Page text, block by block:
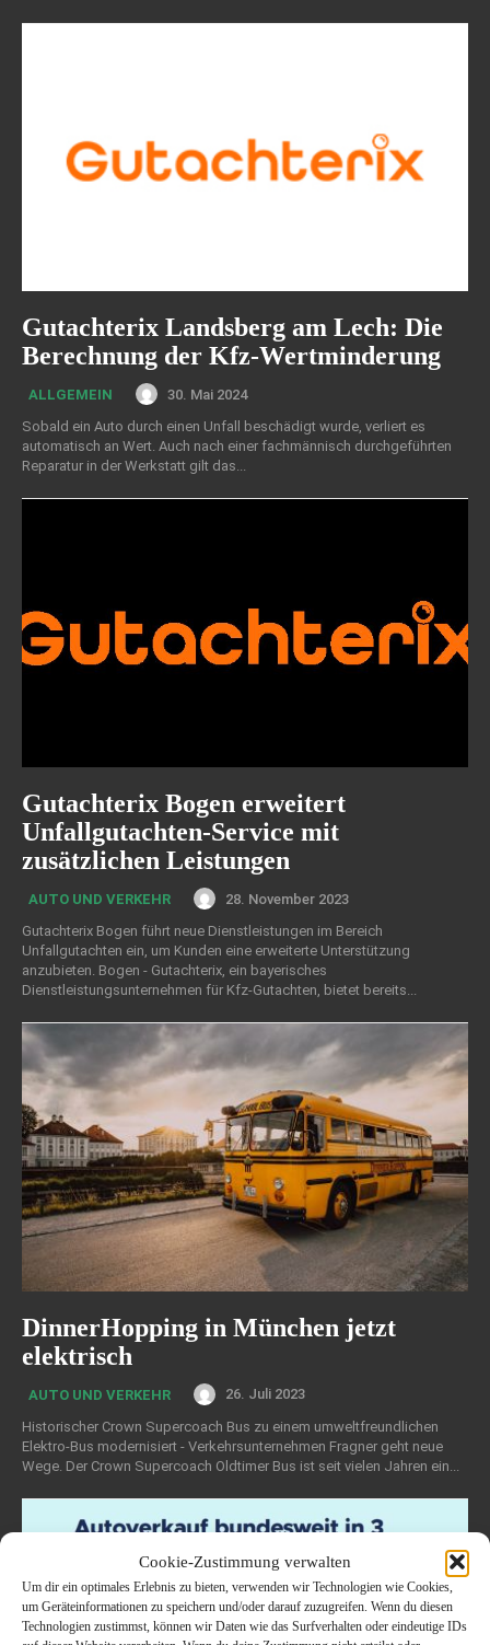
Cookie-Zustimmung verwalten
Um dir ein optimales Erlebnis zu bieten, verwenden wir Technologien wie Cookies,
um Geräteinformationen zu speichern und/oder darauf zuzugreifen. Wenn du diesen
Technologien zustimmst, können wir Daten wie das Surfverhalten oder eindeutige IDs
Gutachterix Landsberg am Lech: Die
Berechnung der Kfz-Wertminderung
ALLGEMEIN
30. Mai 2024
Sobald ein Auto durch einen Unfall beschädigt wurde, verliert es
automatisch an Wert. Auch nach einer fachmännisch durchgeführten
Reparatur in der Werkstatt gilt das...
Gutachterix Bogen erweitert
Unfallgutachten-Service mit
zusätzlichen Leistungen
AUTO UND VERKEHR
28. November 2023
Gutachterix Bogen führt neue Dienstleistungen im Bereich
Unfallgutachten ein, um Kunden eine erweiterte Unterstützung
anzubieten. Bogen - Gutachterix, ein bayerisches
Dienstleistungsunternehmen für Kfz-Gutachten, bietet bereits...
DinnerHopping in München jetzt
elektrisch
AUTO UND VERKEHR
26. Juli 2023
Historischer Crown Supercoach Bus zu einem umweltfreundlichen
Elektro-Bus modernisiert - Verkehrsunternehmen Fragner geht neue
Wege. Der Crown Supercoach Oldtimer Bus ist seit vielen Jahren ein...